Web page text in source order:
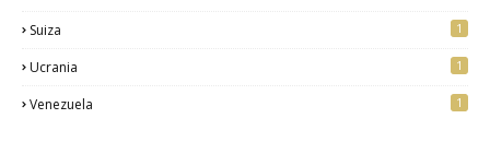
Suiza
1
Ucrania 1
Venezuela 1